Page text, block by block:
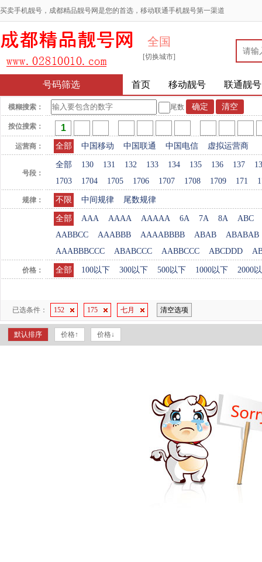
买卖手机靓号，成都精品靓号网是您的首选，移动联通手机靓号第一渠道
全国
[切换城市]
号码筛选 首页 移动靓号 联通靓号
模糊搜索： 尾数
按位搜索：
运营商： 全部 中国移动 中国联通 中国电信 虚拟运营商
号段：
全部 130 131 132 133 134 135 136 137
1703
1704 1705 1706 1707 1708 1709 171
规律： 不限 中间规律 尾数规律
全部 AAA AAAA AAAAA 6A 7A 8A
ABC
AABBCC
AAABBB AAAABBBB ABAB
ABABAB
AAABBBCCC
ABABCCC AABBCCC ABCDDD
价格： 全部 100以下 300以下 500以下 1000以下 2000
已选条件： 152 175 七月 清空选项
默认排序 价格↑ 价格↓